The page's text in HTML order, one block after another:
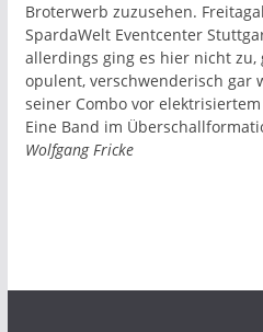
Broterwerb zuzusehen.
SpardaWelt Eventcenter
allerdings ging es hier nicht zu,
opulent, verschwenderisch gar
seiner Combo vor
Eine Band im
Wolfgang Fricke